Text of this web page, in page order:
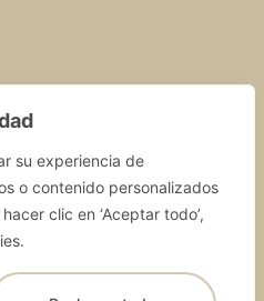
su experiencia de
o contenido personalizados
clic en ‘Aceptar todo’,